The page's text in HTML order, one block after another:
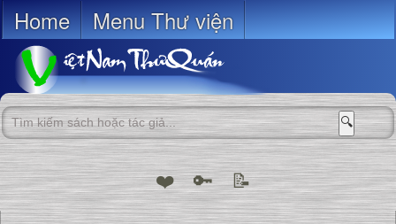
Home Menu Thư viện
🔍
❤️ 🔑 📝